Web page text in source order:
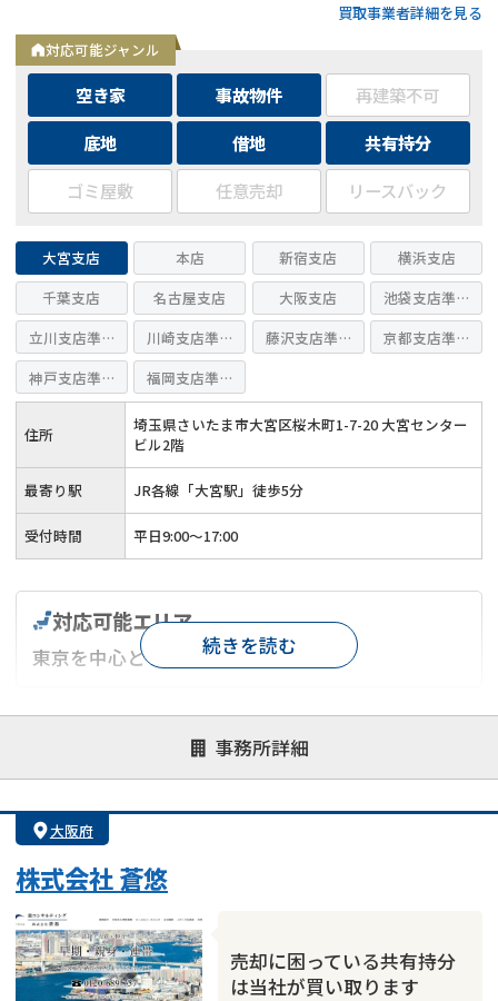
買取事業者詳細を見る
対応可能ジャンル
空き家 事故物件
再建築不可
底地
借地
共有持分
ゴミ屋敷
任意売却 リースバック
大宮支店 本店 新宿支店
横浜支店
千葉支店
名古屋支店 大阪支店
池袋支店準備室
立川支店準備室
川崎支店準備室 藤沢支店準備室
京都支店準備室
神戸支店準備室
福岡支店準備室
住所
埼玉県さいたま市大宮区桜木町1-7-20 大宮センター
ビル2階
最寄り駅 JR各線「大宮駅」徒歩5分
受付時間 平日9:00～17:00
事務所詳細
対応可能エリア
東京を中心としたエリア
対応が親身 オンライン面談可能
レスポンスが早い
1億円以上の買取可
続きを読む
大阪府
株式会社 蒼悠
売却に困っている共有持分
は当社が買い取ります